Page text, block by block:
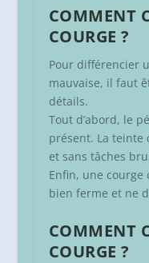
COMMENT
COURGE ?
Pour différencier
mauvaise, il faut
détails.
Tout d’abord, le
présent. La
et sans tâches
Enfin, une
bien ferme et ne
COMMENT
COURGE ?